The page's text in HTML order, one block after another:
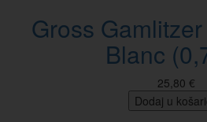
Gross
Blanc
25,80 €
Dodaj u